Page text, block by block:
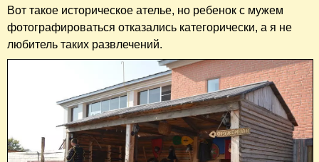
Вот такое историческое ателье, но ребенок с мужем
фотографироваться отказались категорически, а я не
любитель таких развлечений.